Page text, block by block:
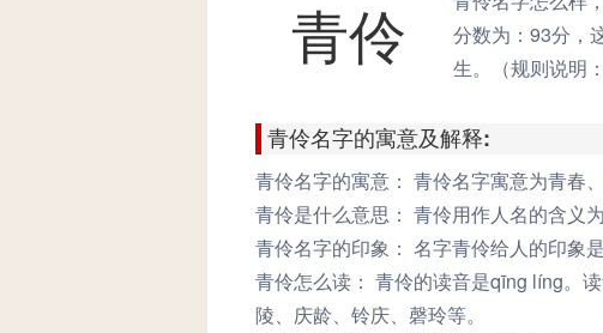
青伶
分数为：93分，
生。（规则说明
青伶名字的寓意及解释:
青伶名字的寓意： 青伶名字寓意为青春
青伶是什么意思： 青伶用作人名的含义
青伶名字的印象： 名字青伶给人的印象是
青伶怎么读： 青伶的读音是qīng líng。
陵、庆龄、铃庆、磬玲等。